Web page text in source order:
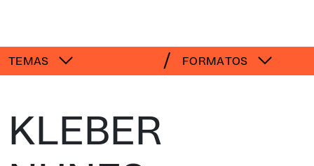
TEMAS FORMATOS
KLEBER